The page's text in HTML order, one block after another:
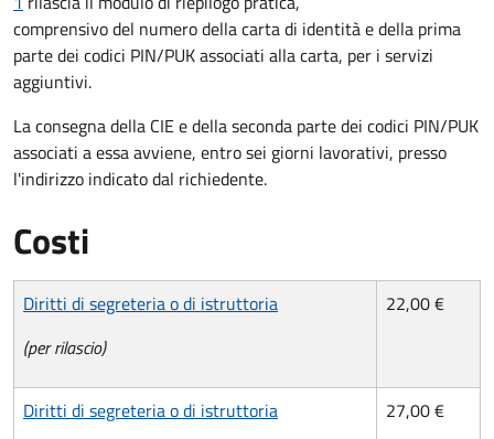
comprensivo del numero della carta di identità e della prima
parte dei codici PIN/PUK associati alla carta, per i servizi
aggiuntivi.
La consegna della CIE e della seconda parte dei codici PIN/PUK
associati a essa avviene, entro sei giorni lavorativi, presso
l'indirizzo indicato dal richiedente.
Costi
Diritti di segreteria o di istruttoria
(per rilascio)
22,00 €
Diritti di segreteria o di istruttoria
27,00 €